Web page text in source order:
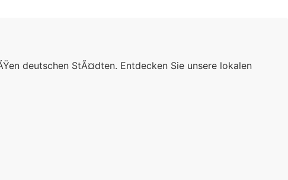
deutschen StÃ¤dten. Entdecken Sie unsere lokalen